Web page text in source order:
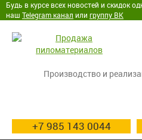
Будь в курсе всех новостей и скидок
наш Telegram канал или группу ВК
Производство и
+7 985 143 0044